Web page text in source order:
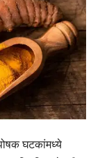
घटकांमध्ये